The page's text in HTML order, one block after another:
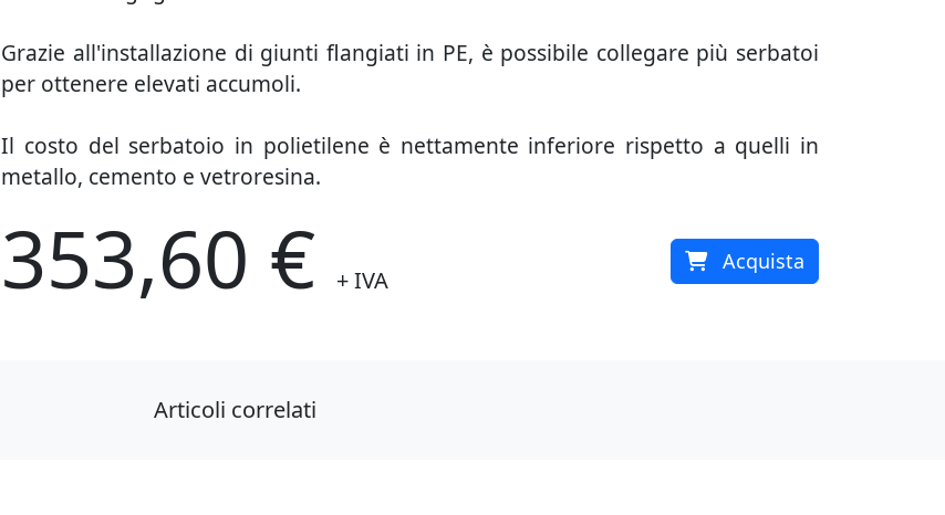
Grazie all'installazione di giunti flangiati in PE, è possibile collegare più serbatoi
per ottenere elevati accumoli.
Il costo del serbatoio in polietilene è nettamente inferiore rispetto a quelli in
metallo, cemento e vetroresina.
353,60 € + IVA
Acquista
Articoli correlati